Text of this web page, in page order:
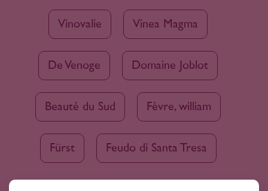
Vinovalie Vinea Magma
De Venoge Domaine Joblot
Beauté du Sud Fèvre, william
Fürst Feudo di Santa Tresa